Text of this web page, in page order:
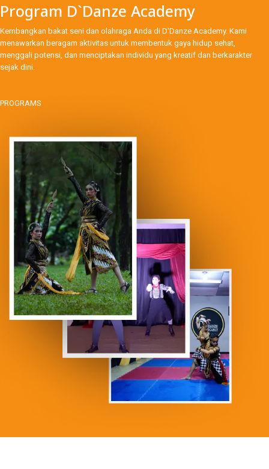
Program D`Danze Academy
Kembangkan bakat seni dan olahraga Anda di D'Danze Academy. Kami
menawarkan beragam aktivitas untuk membentuk gaya hidup sehat,
menggali potensi, dan menciptakan individu yang kreatif dan berkarakter
sejak dini.
PROGRAMS